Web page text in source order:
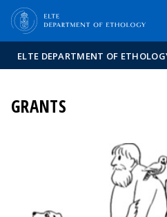
ELTE DEPARTMENT OF
GRANTS